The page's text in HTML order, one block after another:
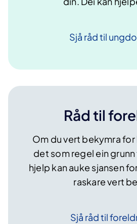
Sjå råd til
Råd til
Om du vert bekymra
det som regel ein
hjelp kan auke sjansen
raskare vert
Sjå råd til